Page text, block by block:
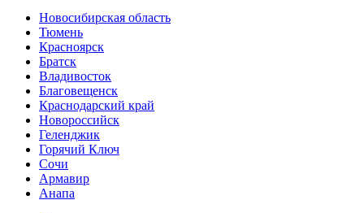
Новосибирская область
Тюмень
Красноярск
Братск
Владивосток
Благовещенск
Краснодарский край
Новороссийск
Геленджик
Горячий Ключ
Сочи
Армавир
Анапа